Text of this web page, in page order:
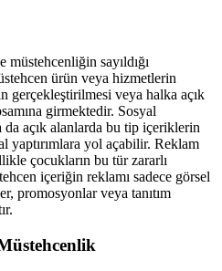
müstehcenliğin sayıldığı
ürün veya hizmetlerin
gerçekleştirilmesi veya halka açık
girmektedir. Sosyal
açık alanlarda bu tip içeriklerin
yaptırımlara yol açabilir. Reklam
çocukların bu tür zararlı
içeriğin reklamı sadece görsel
promosyonlar veya tanıtım